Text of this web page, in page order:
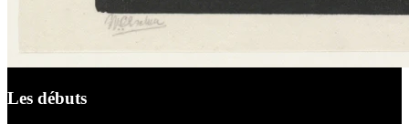
Les débuts